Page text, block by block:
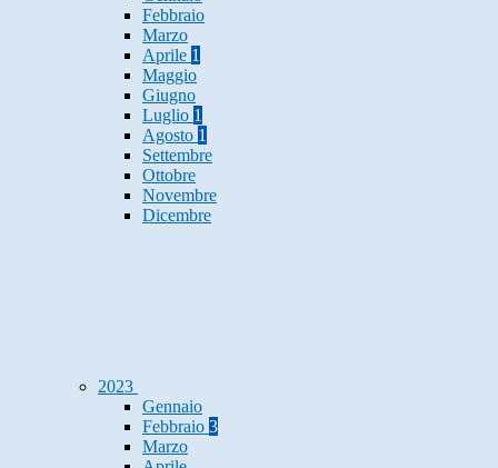
Febbraio
Marzo
Aprile 1
Maggio
Giugno
Luglio 1
Agosto 1
Settembre
Ottobre
Novembre
Dicembre
2023
Gennaio
Febbraio 3
Marzo